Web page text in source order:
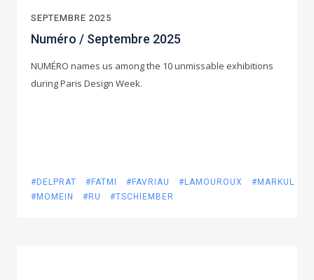
SEPTEMBRE 2025
Numéro / Septembre 2025
NUMÉRO names us among the 10 unmissable exhibitions
during Paris Design Week.
#DELPRAT #FATMI #FAVRIAU #LAMOUROUX
#MARKUL
#MOMEIN
#RU #TSCHIEMBER